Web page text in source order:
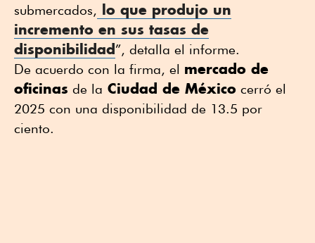
submercados,
lo que produjo un
incremento en sus tasas de
disponibilidad ”, detalla el informe.
De acuerdo con la firma, el mercado de
oficinas de la Ciudad de México cerró el
2025 con una disponibilidad de 13.5 por
ciento.